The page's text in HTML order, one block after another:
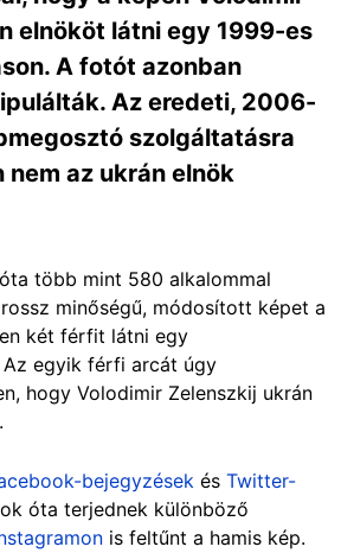
elnököt látni egy 1999-es
A fotót azonban
Az eredeti, 2006-
szolgáltatásra
az ukrán elnök
több mint 580 alkalommal
minőségű, módosított képet a
két férfit látni egy
Az egyik férfi arcát úgy
hogy Volodimir Zelenszkij ukrán
bejegyzések és Twitter-
óta terjednek különböző
is feltűnt a hamis kép.